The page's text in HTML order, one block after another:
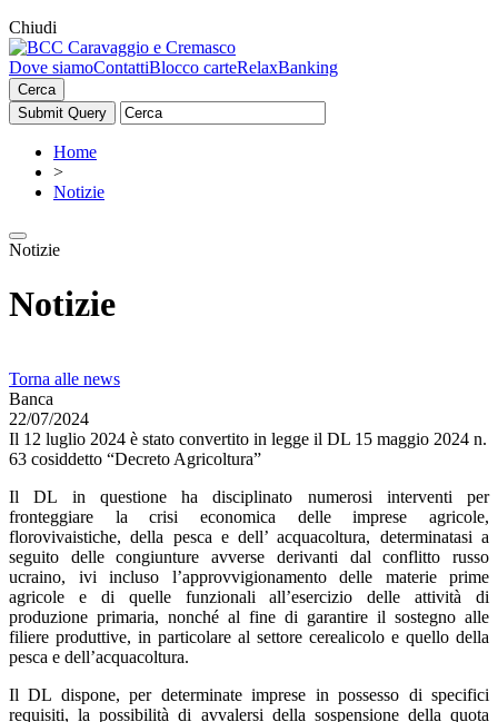
Chiudi
Dove siamoContattiBlocco carteRelaxBanking
Cerca
Home
>
Notizie
Notizie
Notizie
Torna alle news
Banca
22/07/2024
Il 12 luglio 2024 è stato convertito in legge il DL 15 maggio 2024 n.
63 cosiddetto “Decreto Agricoltura”
Il DL in questione ha disciplinato numerosi interventi per
fronteggiare la crisi economica delle imprese agricole,
florovivaistiche, della pesca e dell’ acquacoltura, determinatasi a
seguito delle congiunture avverse derivanti dal conflitto russo
ucraino, ivi incluso l’approvvigionamento delle materie prime
agricole e di quelle funzionali all’esercizio delle attività di
produzione primaria, nonché al fine di garantire il sostegno alle
filiere produttive, in particolare al settore cerealicolo e quello della
pesca e dell’acquacoltura.
Il DL dispone, per determinate imprese in possesso di specifici
requisiti, la possibilità di avvalersi della sospensione della quota